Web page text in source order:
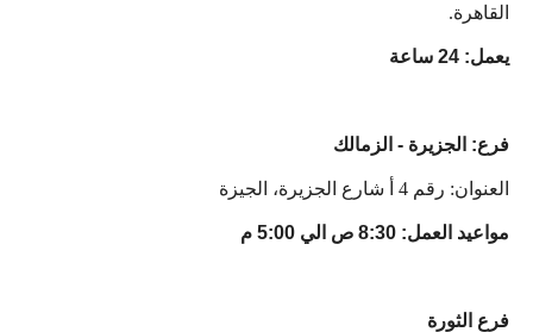
القاهرة.
يعمل: 24 ساعة
فرع: الجزيرة - الزمالك
العنوان: رقم 4 أ شارع الجزيرة، الجيزة
مواعيد العمل: 8:30 ص الي 5:00 م
فرع الثورة